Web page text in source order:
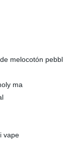
melocotón pebbl
ma
vape